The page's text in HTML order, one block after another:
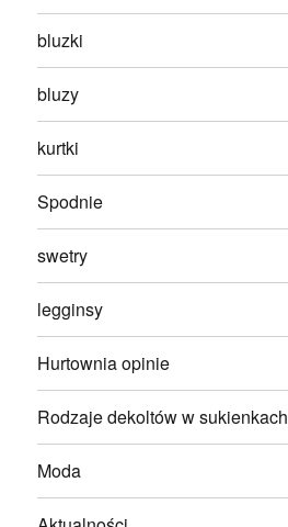
bluzki
bluzy
kurtki
Spodnie
swetry
legginsy
Hurtownia opinie
Rodzaje dekoltów w sukienkach
Moda